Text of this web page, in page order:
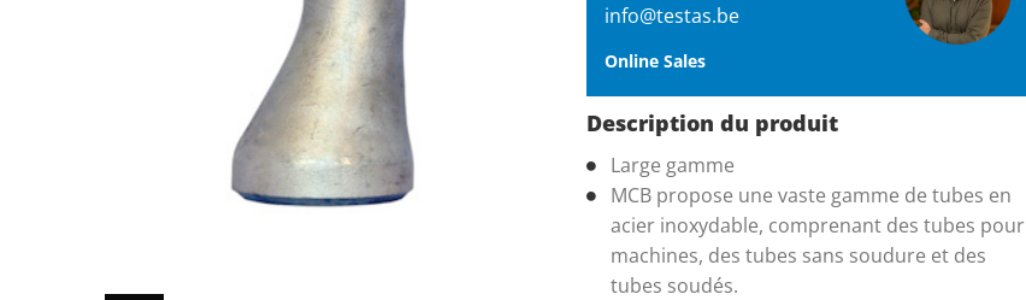
info@testas.be
Online Sales
Description du produit
Large gamme
MCB propose une vaste gamme de tubes en
acier inoxydable, comprenant des tubes pour
machines, des tubes sans soudure et des
tubes soudés.